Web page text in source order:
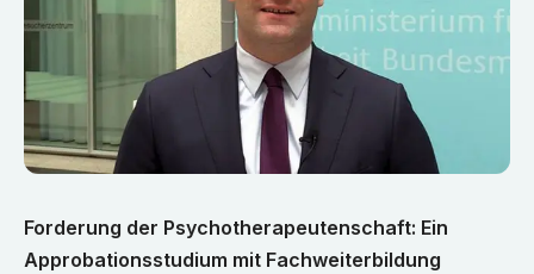
Forderung der Psychotherapeutenschaft: Ein
Approbationsstudium mit Fachweiterbildung